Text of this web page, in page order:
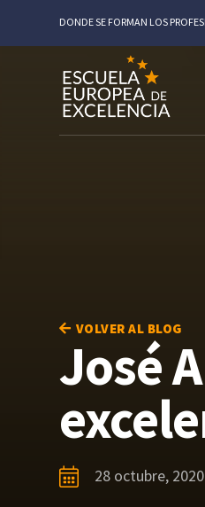
DONDE SE FORMAN LOS
VOLVER AL BLOG
José
28 octubre, 2020